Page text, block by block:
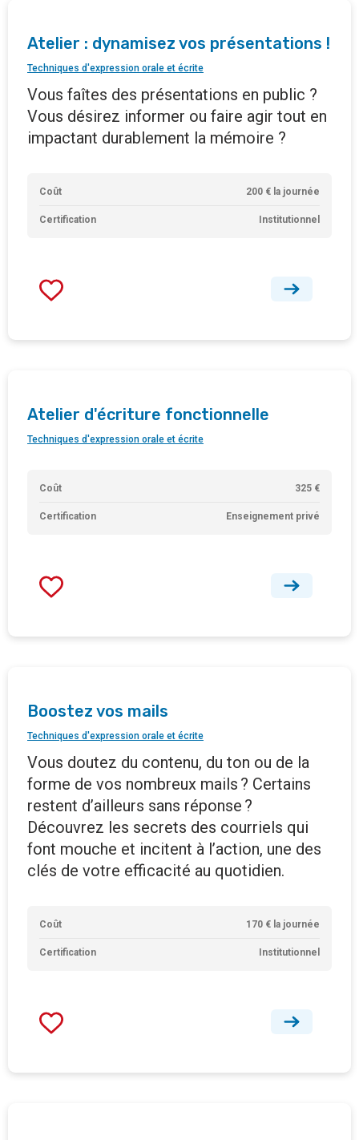
Atelier : dynamisez vos présentations !
Techniques d'expression orale et écrite
Vous faîtes des présentations en public ?
Vous désirez informer ou faire agir tout en
impactant durablement la mémoire ?
Coût 200 € la journée
Certification Institutionnel
Atelier d'écriture fonctionnelle
Techniques d'expression orale et écrite
Coût 325 €
Certification Enseignement privé
Boostez vos mails
Techniques d'expression orale et écrite
Vous doutez du contenu, du ton ou de la
forme de vos nombreux mails ? Certains
restent d’ailleurs sans réponse ?
Découvrez les secrets des courriels qui
font mouche et incitent à l’action, une des
clés de votre efficacité au quotidien.
Coût 170 € la journée
Certification Institutionnel